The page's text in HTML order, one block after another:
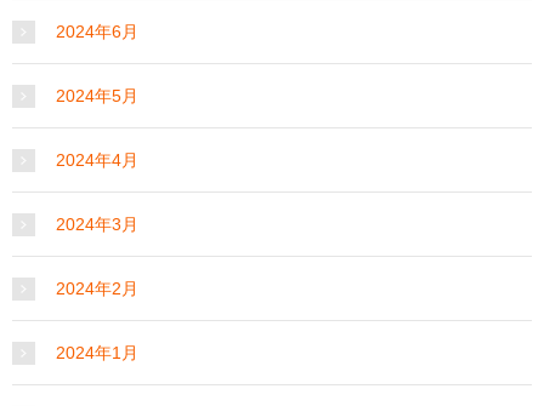
2024年6月
2024年5月
2024年4月
2024年3月
2024年2月
2024年1月